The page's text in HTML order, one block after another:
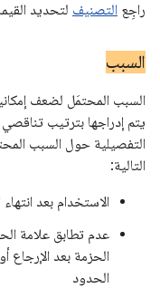
راجِع التصنيف لتحديد
السبب
السبب المحتمَل لضعف
يتم إدراجها بترتيب
التالية:
الاستخدام بعد انتهاء
عدم تطابق علامة
الحزمة بعد الإرجاع
الحدود